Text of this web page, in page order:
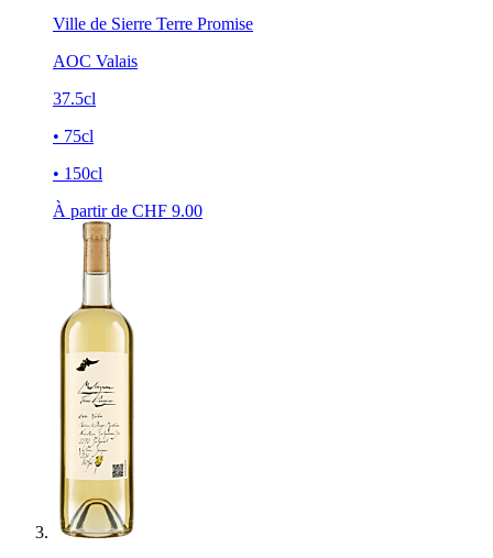
Ville de Sierre Terre Promise
AOC Valais
37.5cl
• 75cl
• 150cl
À partir de CHF 9.00